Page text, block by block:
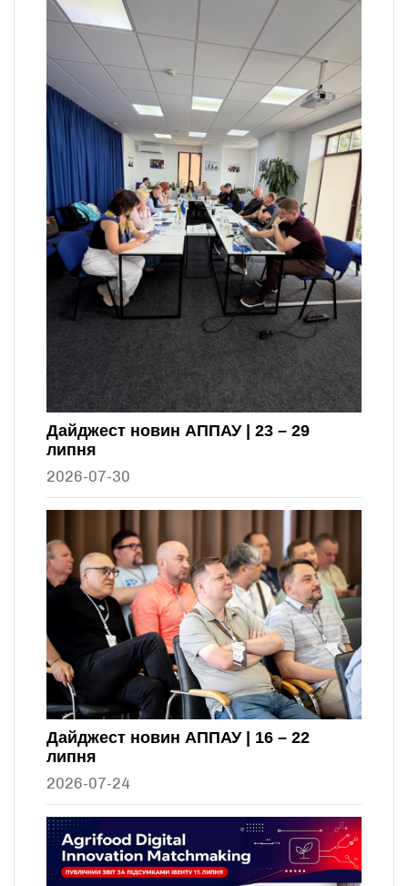
Дайджест новин АППАУ | 23 – 29
липня
2026-07-30
Дайджест новин АППАУ | 16 – 22
липня
2026-07-24